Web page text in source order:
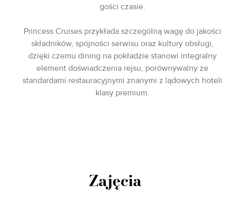
gości czasie.
Princess Cruises przykłada szczególną wagę do jakości
składników, spójności serwisu oraz kultury obsługi,
dzięki czemu dining na pokładzie stanowi integralny
element doświadczenia rejsu, porównywalny ze
standardami restauracyjnymi znanymi z lądowych hoteli
klasy premium.
Zajęcia